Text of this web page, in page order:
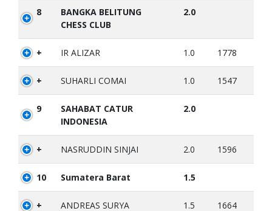
8
BANGKA BELITUNG
CHESS CLUB
2.0
+ IR ALIZAR 1.0 1778
+ SUHARLI COMAI 1.0 1547
9
SAHABAT CATUR
INDONESIA
2.0
+ NASRUDDIN SINJAI 2.0 1596
10 Sumatera Barat 1.5
+ ANDREAS SURYA 1.5 1664